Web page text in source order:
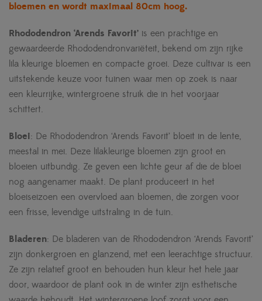
bloemen en wordt maximaal 80cm hoog.
Rhododendron ‘Arends Favorit’ is een prachtige en
gewaardeerde Rhododendronvariëteit, bekend om zijn rijke
lila kleurige bloemen en compacte groei. Deze cultivar is een
uitstekende keuze voor tuinen waar men op zoek is naar
een kleurrijke, wintergroene struik die in het voorjaar
schittert.
Bloei: De Rhododendron ‘Arends Favorit’ bloeit in de lente,
meestal in mei. Deze lilakleurige bloemen zijn groot en
bloeien uitbundig. Ze geven een lichte geur af die de bloei
nog aangenamer maakt. De plant produceert in het
bloeiseizoen een overvloed aan bloemen, die zorgen voor
een frisse, levendige uitstraling in de tuin.
Bladeren: De bladeren van de Rhododendron ‘Arends Favorit’
zijn donkergroen en glanzend, met een leerachtige structuur.
Ze zijn relatief groot en behouden hun kleur het hele jaar
door, waardoor de plant ook in de winter zijn esthetische